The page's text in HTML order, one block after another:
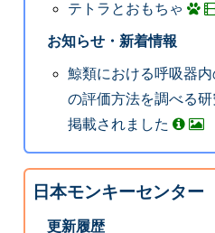
テトラとおもちゃ
お知らせ・新着情報
鯨類における呼吸器
の評価方法を調べる
掲載されました
日本モンキーセンター
更新履歴